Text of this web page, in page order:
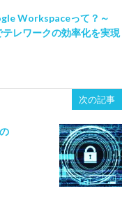
Workspaceって？～
レワークの効率化を実現
次の記事